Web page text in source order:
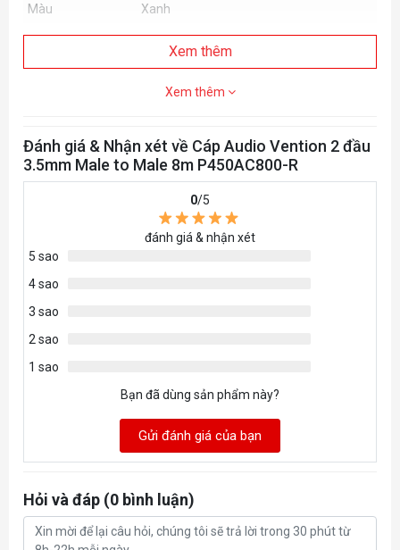
Màu Xanh
Xem thêm
Xem thêm
Đánh giá & Nhận xét về Cáp Audio Vention 2 đầu
3.5mm Male to Male 8m P450AC800-R
0/5
đánh giá & nhận xét
5 sao
4 sao
3 sao
2 sao
1 sao
Bạn đã dùng sản phẩm này?
Gửi đánh giá của bạn
Hỏi và đáp (0 bình luận)